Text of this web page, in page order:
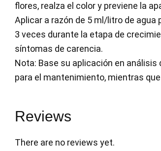
flores, realza el color y previene la
Aplicar a razón de 5 ml/litro de
3 veces durante la etapa de
síntomas de carencia.
Nota: Base su aplicación en
para el mantenimiento, mientras
Reviews
There are no reviews yet.